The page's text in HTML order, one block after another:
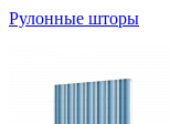
Рулонные шторы